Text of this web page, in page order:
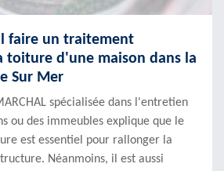
faire un traitement
toiture d'une maison dans la
Sur Mer
spécialisée dans l'entretien
ou des immeubles explique que le
est essentiel pour rallonger la
Néanmoins, il est aussi